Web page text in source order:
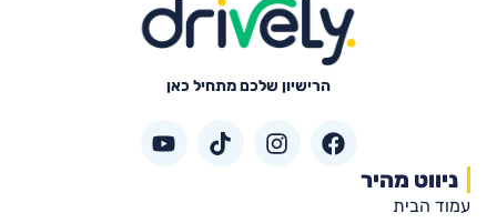
הרישיון שלכם מתחיל כאן
ניווט מהיר
עמוד הבית